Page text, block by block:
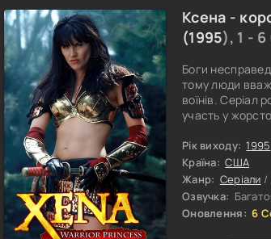
Ксена -
(1995), 1 -
Боги
тому люди
воїнів. Серіал
участь у
спалюванням
певний момент
Рік виходу: 1995
Країна: США
Жанр: Серіали /
Озвучка:
Оновлення: 6